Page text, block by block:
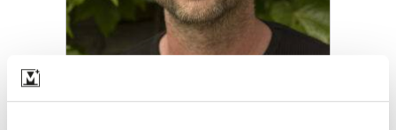
Gardens@ Tiberio Sorvillo